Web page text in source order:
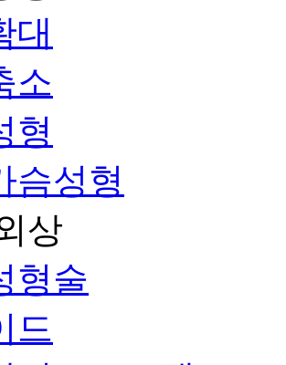
대
소
형
슴성형
상
형술
드